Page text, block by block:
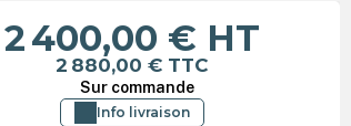
2 400,00 € HT
2 880,00 € TTC
Sur commande
Info livraison